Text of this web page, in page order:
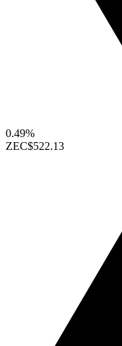
0.49%
ZEC$522.13